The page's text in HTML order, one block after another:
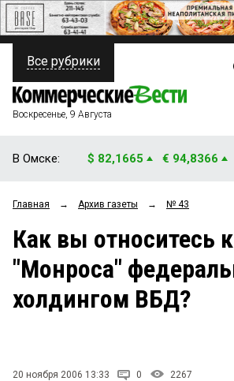
ПОЛИТИКА
ФИНАНСЫ
ОБЩЕСТВО
ЗАКОН
НОВОСТИ КОМПАНИЙ
Все рубрики
Воскресенье, 9 Августа
В Омске: $ 82,1665 € 94,8366
Главная → Архив газеты → № 43
Как вы относитесь
"Монроса"
холдингом ВБД?
20 ноября 2006 13:33 0 2267